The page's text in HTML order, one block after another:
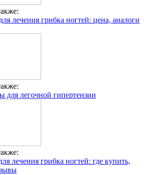
лечения грибка ногтей: цена, аналоги
для легочной гипертензии
лечения грибка ногтей: где купить,